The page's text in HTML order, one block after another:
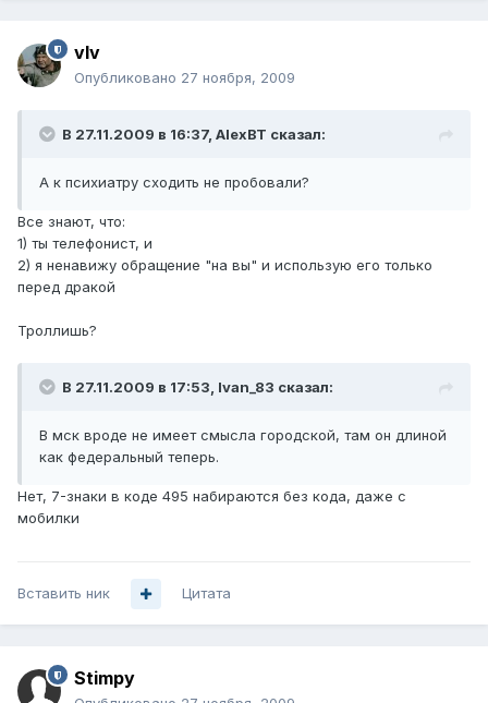
vIv
Опубликовано 27 ноября, 2009
В 27.11.2009 в 16:37, AlexBT сказал:
А к психиатру сходить не пробовали?
Все знают, что:
1) ты телефонист, и
2) я ненавижу обращение "на вы" и использую его только
перед дракой
Троллишь?
В 27.11.2009 в 17:53, Ivan_83 сказал:
В мск вроде не имеет смысла городской, там он длиной
как федеральный теперь.
Нет, 7-знаки в коде 495 набираются без кода, даже с
мобилки
Вставить ник Цитата
Stimpy